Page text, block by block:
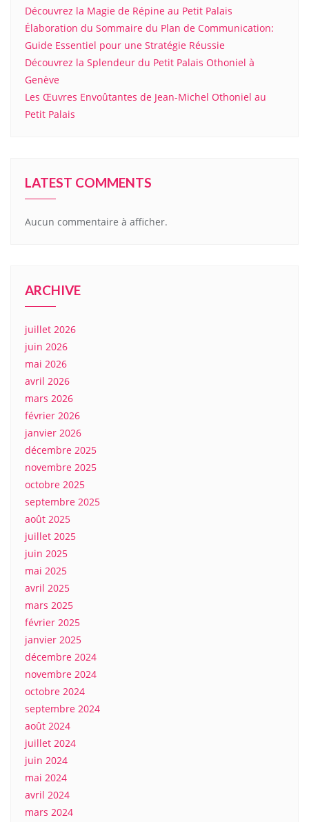
Découvrez la Magie de Répine au Petit Palais
Élaboration du Sommaire du Plan de Communication:
Guide Essentiel pour une Stratégie Réussie
Découvrez la Splendeur du Petit Palais Othoniel à
Genève
Les Œuvres Envoûtantes de Jean-Michel Othoniel au
Petit Palais
LATEST COMMENTS
Aucun commentaire à afficher.
ARCHIVE
juillet 2026
juin 2026
mai 2026
avril 2026
mars 2026
février 2026
janvier 2026
décembre 2025
novembre 2025
octobre 2025
septembre 2025
août 2025
juillet 2025
juin 2025
mai 2025
avril 2025
mars 2025
février 2025
janvier 2025
décembre 2024
novembre 2024
octobre 2024
septembre 2024
août 2024
juillet 2024
juin 2024
mai 2024
avril 2024
mars 2024